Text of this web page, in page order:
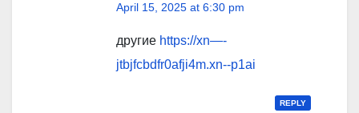
April 15, 2025 at 6:30 pm
другие https://xn—-
jtbjfcbdfr0afji4m.xn--p1ai
REPLY